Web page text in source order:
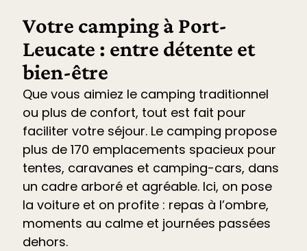
Votre camping à Port-
Leucate : entre détente et
bien-être
Que vous aimiez le camping traditionnel
ou plus de confort, tout est fait pour
faciliter votre séjour. Le camping propose
plus de 170 emplacements spacieux pour
tentes, caravanes et camping-cars, dans
un cadre arboré et agréable. Ici, on pose
la voiture et on profite : repas à l’ombre,
moments au calme et journées passées
dehors.